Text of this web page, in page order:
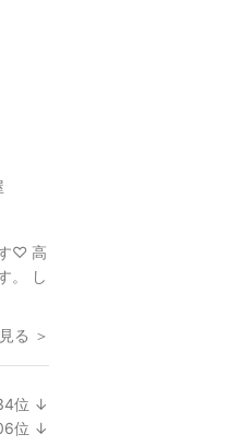
♡ 高
。 し
る ＞
位 ↓
位 ↓